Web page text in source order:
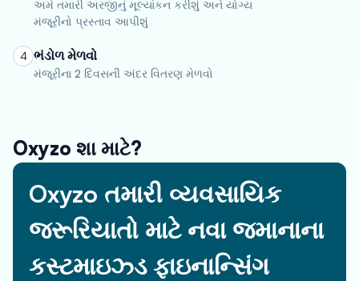
અમે તમારી અરજીનું મૂલ્યાંકન કરીશું અને યોગ્ય
મંજૂરીનો પ્રસ્તાવ આપીશું
4 ભંડોળ મેળવો
મંજૂરીના 2 દિવસની અંદર વિતરણ મેળવો
Oxyzo શા માટે?
Oxyzo તમારી વ્યવસાયિક
જરૂરિયાતો માટે નવા જમાનાના
કસ્ટમાઇઝ્ડ ફાઇનાન્સિંગ